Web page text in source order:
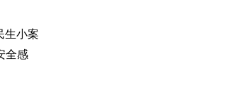
生小案
全感